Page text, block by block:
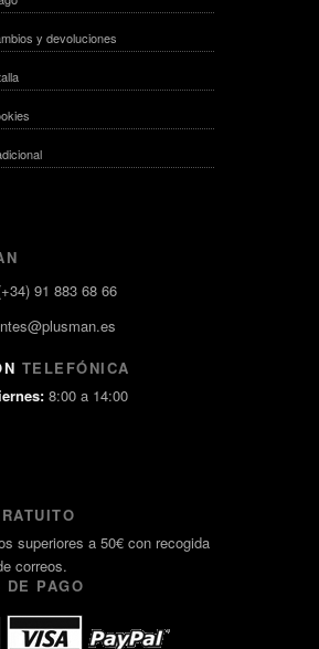
y devoluciones
91 883 68 66
TELEFÓNICA
8:00 a 14:00
superiores a 50€ con recogida
correos.
DE PAGO